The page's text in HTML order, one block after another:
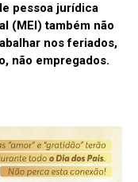
pessoa jurídica
(MEI) também não
nos feriados,
não empregados.